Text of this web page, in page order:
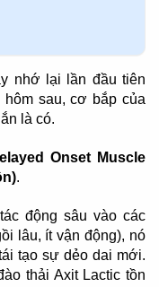
nhớ lại lần đầu tiên
hôm sau, cơ bắp của
là có.
Onset Muscle
.
động sâu vào các
lâu, ít vận động), nó
tạo sự dẻo dai mới.
thải Axit Lactic tồn